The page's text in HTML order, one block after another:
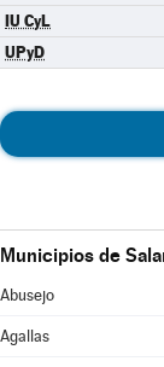
IU CyL
UPyD
Municipios de
Abusejo
Agallas